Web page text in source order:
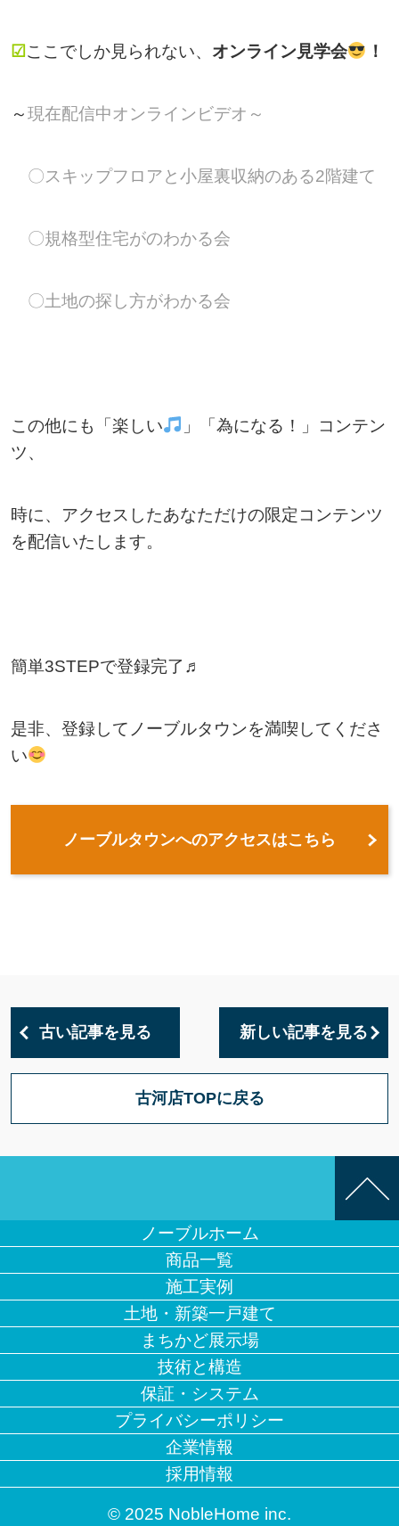
☑ここでしか見られない、 オンライン見学会 ！
～現在配信中オンラインビデオ～
〇スキップフロアと小屋裏収納のある2階建て
〇規格型住宅がのわかる会
〇土地の探し方がわかる会
この他にも「楽しい
」「為になる！」コンテン
ツ、
時に、アクセスしたあなただけの限定コンテンツ
を配信いたします。
簡単3STEPで登録完了♬
是非、登録してノーブルタウンを満喫してくださ
い
ノーブルタウンへのアクセスはこちら
古い記事を見る 新しい記事を見る
古河店TOPに戻る
ノーブルホーム
商品一覧
施工実例
土地・新築一戸建て
まちかど展示場
技術と構造
保証・システム
プライバシーポリシー
企業情報
採用情報
© 2025 NobleHome inc.